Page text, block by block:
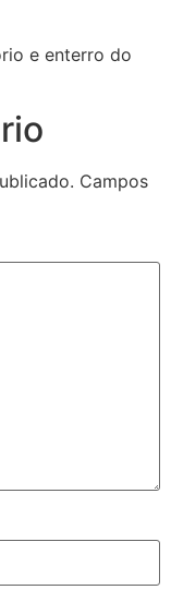
e enterro do
Campos